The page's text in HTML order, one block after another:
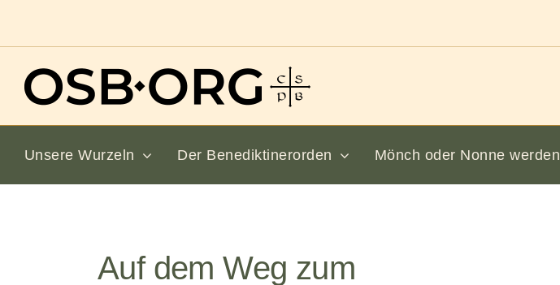
Unsere Wurzeln Der Benediktinerorden Mönch oder Nonne werden
Auf dem Weg zum